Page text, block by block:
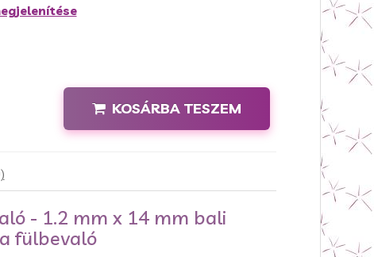
KOSÁRBA TESZEM
- 1.2 mm x 14 mm bali
fülbevaló